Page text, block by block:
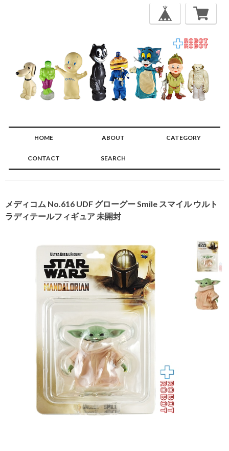
HOME ABOUT CATEGORY
CONTACT SEARCH
メディコム No.616 UDF グローグー Smile スマイル ウルト
ラディテールフィギュア 未開封